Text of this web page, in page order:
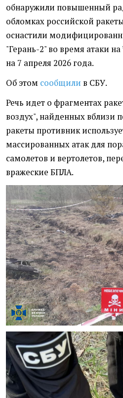
обнаружили повышенный
обломках российской
оснастили
"Герань-2" во время атаки
на 7 апреля 2026 года.
Об этом сообщили в СБУ.
Речь идет о фрагментах
воздух", найденных вблизи
ракеты противник
массированных атак для
самолетов и вертолетов,
вражеские БПЛА.